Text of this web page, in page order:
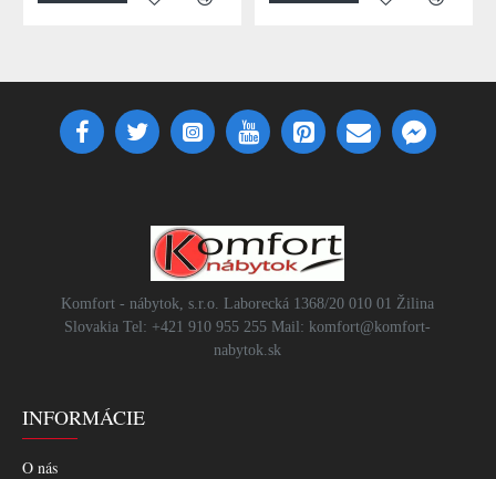
Komfort - nábytok, s.r.o. Laborecká 1368/20 010 01 Žilina
Slovakia Tel: +421 910 955 255 Mail: komfort@komfort-
nabytok.sk
INFORMÁCIE
O nás